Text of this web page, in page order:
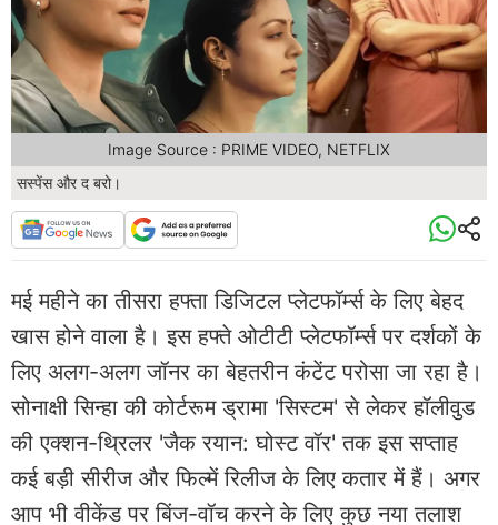
सस्पेंस और द बरो।
Image Source : PRIME VIDEO, NETFLIX
मई महीने का तीसरा हफ्ता डिजिटल प्लेटफॉर्म्स के लिए बेहद
खास होने वाला है। इस हफ्ते ओटीटी प्लेटफॉर्म्स पर दर्शकों के
लिए अलग-अलग जॉनर का बेहतरीन कंटेंट परोसा जा रहा है।
सोनाक्षी सिन्हा की कोर्टरूम ड्रामा 'सिस्टम' से लेकर हॉलीवुड
की एक्शन-थ्रिलर 'जैक रयान: घोस्ट वॉर' तक इस सप्ताह
कई बड़ी सीरीज और फिल्में रिलीज के लिए कतार में हैं। अगर
आप भी वीकेंड पर बिंज-वॉच करने के लिए कुछ नया तलाश